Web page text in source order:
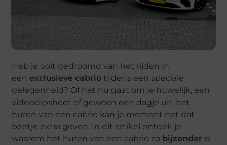
Heb je ooit gedroomd van het rijden in
een exclusieve cabrio tijdens een speciale
gelegenheid? Of het nu gaat om je huwelijk, een
videoclipshoot of gewoon een dagje uit, het
huren van een cabrio kan je moment net dat
beetje extra geven. In dit artikel ontdek je
waarom het huren van een cabrio zo bijzonder is